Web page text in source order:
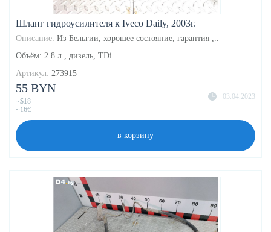
Шланг гидроусилителя к Iveco Daily, 2003г.
Описание: Из Бельгии, хорошее состояние, гарантия ,..
Объём: 2.8 л., дизель, TDi
Артикул: 273915
03.04.2023
55 BYN
~$18
~16€
в корзину